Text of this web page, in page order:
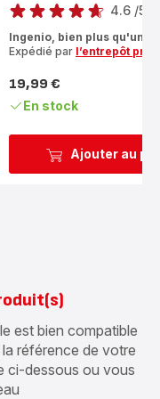
Ajouter au
4.6 /5
Ingenio, bien plus qu'une
Expédié par l’entrepôt
Prix
19,99 €
En stock
est bien compatible
référence de votre
ci-dessous ou vous